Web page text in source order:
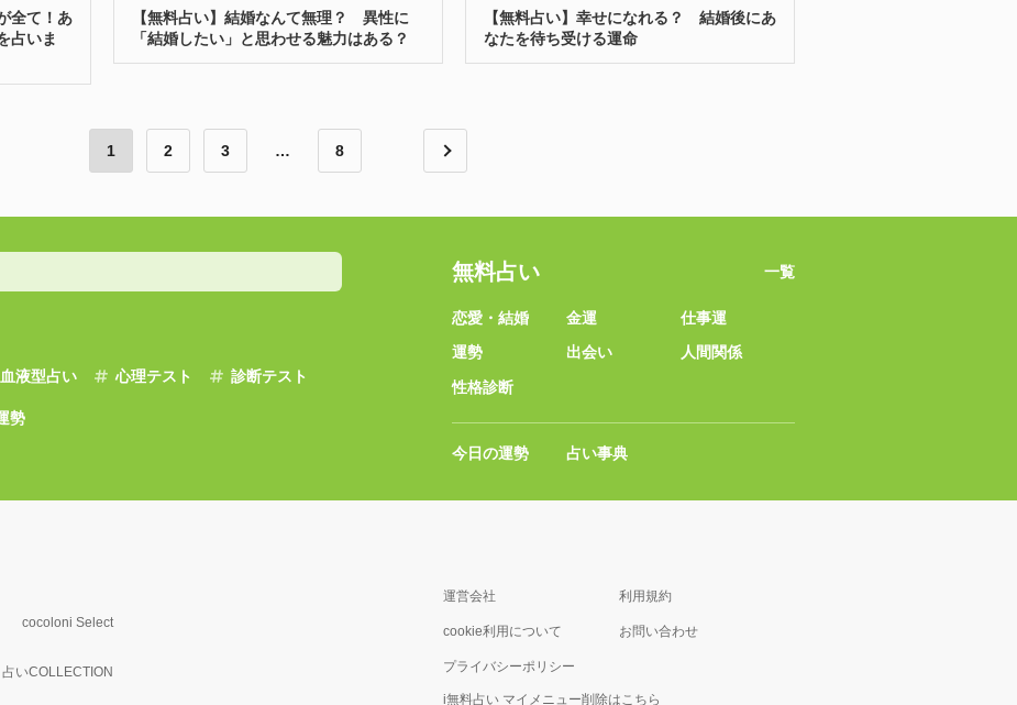
全て！あ
占いま
【無料占い】結婚なんて無理？ 異性に
「結婚したい」と思わせる魅力はある？
【無料占い】幸せになれる？ 結婚後にあ
なたを待ち受ける運命
1 2 3 … 8
血液型占い 心理テスト 診断テスト
勢
無料占い 一覧
恋愛・結婚 金運
仕事運
運勢
出会い
人間関係
性格診断
今日の運勢 占い事典
cocoloni Select
占いCOLLECTION
運営会社 利用規約
cookie利用について お問い合わせ
プライバシーポリシー
i無料占い マイメニュー削除はこちら